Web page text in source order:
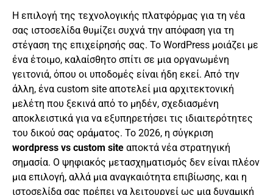
Η επιλογή της τεχνολογικής πλατφόρμας για τη νέα
σας ιστοσελίδα θυμίζει συχνά την απόφαση για τη
στέγαση της επιχείρησής σας. Το WordPress μοιάζει με
ένα έτοιμο, καλαίσθητο σπίτι σε μια οργανωμένη
γειτονιά, όπου οι υποδομές είναι ήδη εκεί. Από την
άλλη, ένα custom site αποτελεί μια αρχιτεκτονική
μελέτη που ξεκινά από το μηδέν, σχεδιασμένη
αποκλειστικά για να εξυπηρετήσει τις ιδιαιτερότητες
του δικού σας οράματος. Το 2026, η σύγκριση
wordpress vs custom site αποκτά νέα στρατηγική
σημασία. Ο ψηφιακός μετασχηματισμός δεν είναι πλέον
μια επιλογή, αλλά μια αναγκαιότητα επιβίωσης, και η
ιστοσελίδα σας πρέπει να λειτουργεί ως μια δυναμική